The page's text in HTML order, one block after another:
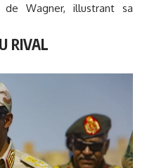
Wagner, illustrant sa
RIVAL